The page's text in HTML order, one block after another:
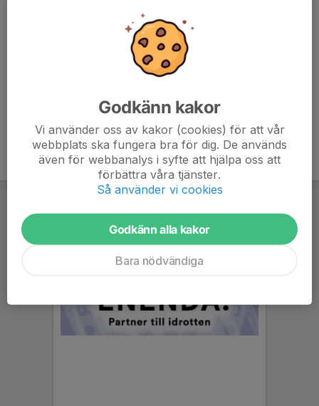
Godkänn kakor
Vi använder oss av kakor (cookies) för att vår
webbplats ska fungera bra för dig. De används
även för webbanalys i syfte att hjälpa oss att
förbättra våra tjänster.
Så använder vi cookies
Godkänn alla kakor
Bara nödvändiga